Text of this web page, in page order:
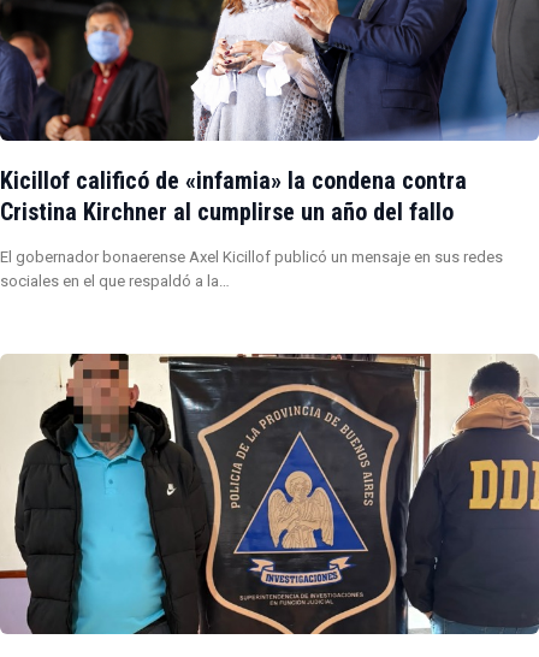
Kicillof calificó de «infamia» la condena contra
Cristina Kirchner al cumplirse un año del fallo
El gobernador bonaerense Axel Kicillof publicó un mensaje en sus redes
sociales en el que respaldó a la…